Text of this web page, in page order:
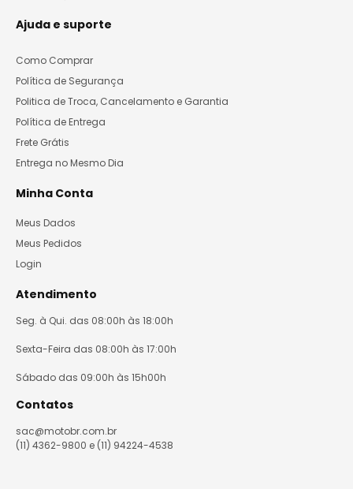
Ajuda e suporte
Como Comprar
Política de Segurança
Politica de Troca, Cancelamento e Garantia
Política de Entrega
Frete Grátis
Entrega no Mesmo Dia
Minha Conta
Meus Dados
Meus Pedidos
Login
Atendimento
Seg. à Qui. das 08:00h às 18:00h
Sexta-Feira das 08:00h às 17:00h
Sábado das 09:00h às 15h00h
Contatos
sac@motobr.com.br
(11) 4362-9800 e (11) 94224-4538